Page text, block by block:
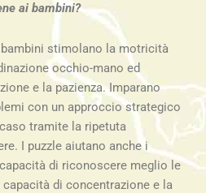
ai bambini?
stimolano la motricità
occhio-mano ed
e la pazienza. Imparano
con un approccio strategico
tramite la ripetuta
I puzzle aiutano anche i
di riconoscere meglio le
di concentrazione e la